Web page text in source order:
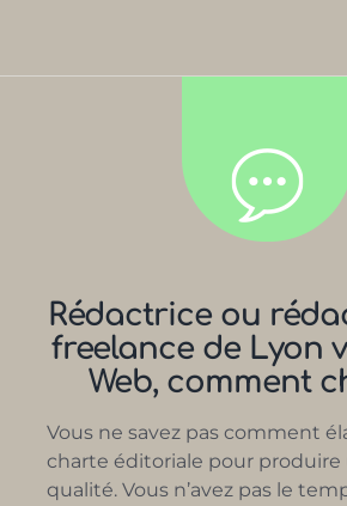
contenu
Rédactrice ou
freelance de Lyon
Web, comment
Vous ne savez pas comment
charte éditoriale pour
qualité. Vous n’avez pas le